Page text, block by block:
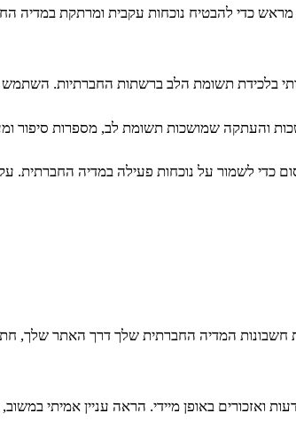
כדי להבטיח נוכחות עקבית ומרתקת במדיה
בלכידת תשומת הלב ברשתות החברתיות.
והעתקה שמושכות תשומת לב, מספרות סיפור
כדי לשמור על נוכחות פעילה במדיה
המדיה החברתית שלך דרך האתר שלך,
ואזכורים באופן מיידי. הראה עניין אמיתי